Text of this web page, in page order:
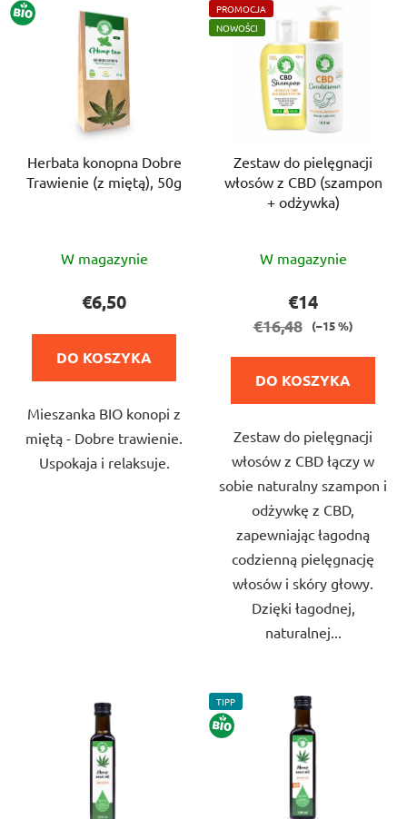
BIO
Herbata konopna Dobre
Trawienie (z miętą), 50g
ocena
produktu
wynosi
na
gwiazdek.
W magazynie
€6,50
DO KOSZYKA
Mieszanka BIO konopi z
miętą - Dobre trawienie.
Uspokaja i relaksuje.
PROMOCJA
NOWOŚCI
Zestaw do pielęgnacji
włosów z CBD (szampon
+ odżywka)
W magazynie
€14
€16,48 (–15 %)
DO KOSZYKA
Zestaw do pielęgnacji
włosów z CBD łączy w
sobie naturalny szampon i
odżywkę z CBD,
zapewniając łagodną
codzienną pielęgnację
włosów i skóry głowy.
Dzięki łagodnej,
naturalnej...
TIPP
BIO